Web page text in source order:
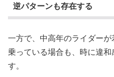
逆パターンも存在する
一方で、中高年のライダー
乗っている場合も、時に違
す。